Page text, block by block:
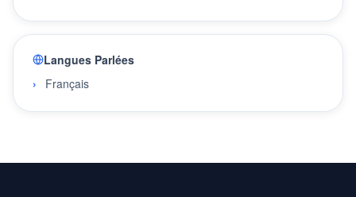
Langues Parlées
Français